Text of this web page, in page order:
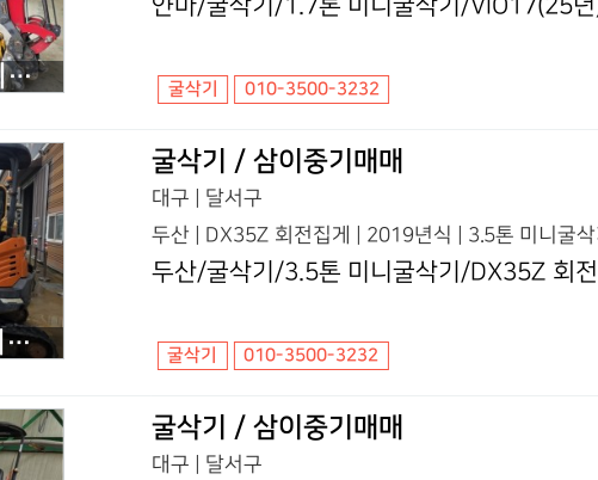
얀마/굴삭기/1.7톤 미니굴삭기/VIO17(25년) 코,풀셋
얀마/굴삭기/1.7톤 미니굴삭기/VIO17(25년
굴삭기 010-3500-3232
두산/굴삭기/3.5톤 미니굴삭기/DX35Z 회전집게/2019년식
굴삭기 / 삼이중기매매
대구 | 달서구
두산 | DX35Z 회전집게 | 2019년식 | 3.5톤 미니굴삭
두산/굴삭기/3.5톤 미니굴삭기/DX35Z 회
굴삭기 010-3500-3232
굴삭기 / 삼이중기매매
대구 | 달서구